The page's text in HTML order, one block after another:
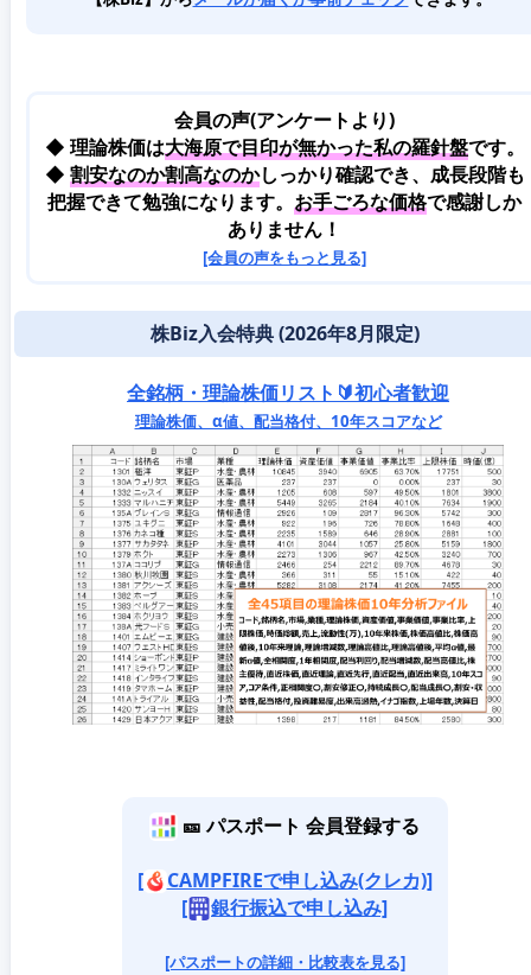
会員の声(アンケートより)
◆ 理論株価は大海原で目印が無かった私の羅針盤です。
◆ 割安なのか割高なのかしっかり確認でき、成長段階も
把握できて勉強になります。 お手ごろな価格で感謝しか
ありません！
[会員の声をもっと見る]
株Biz入会特典 (2026年8月限定)
全銘柄・理論株価リスト🔰初心者歓迎
理論株価、α値、配当格付、10年スコアなど
🎫 パスポート 会員登録する
[
CAMPFIREで申し込み(クレカ)]
[
銀行振込で申し込み]
[パスポートの詳細・比較表を見る]